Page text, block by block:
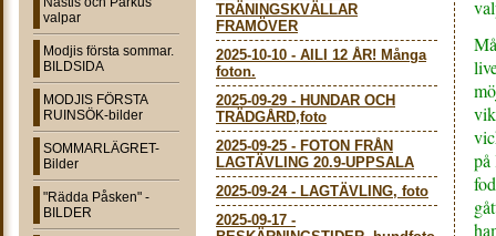
valpar
Modjis första sommar.
BILDSIDA
MODJIS FÖRSTA
RUINSÖK-bilder
SOMMARLÄGRET-
Bilder
"Rädda Påsken" -
BILDER
TRÄNINGSKVÄLLAR
FRAMÖVER
2025-10-10 - AILI 12 ÅR! Många
foton.
2025-09-29 - HUNDAR OCH
TRÄDGÅRD,foto
2025-09-25 - FOTON FRÅN
LAGTÄVLING 20.9-UPPSALA
2025-09-24- LAGTÄVLING, foto
2025-09-17 -
på